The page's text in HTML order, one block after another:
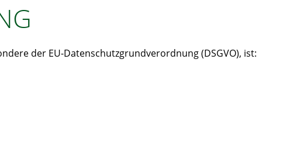
der EU-Datenschutzgrundverordnung (DSGVO), ist: